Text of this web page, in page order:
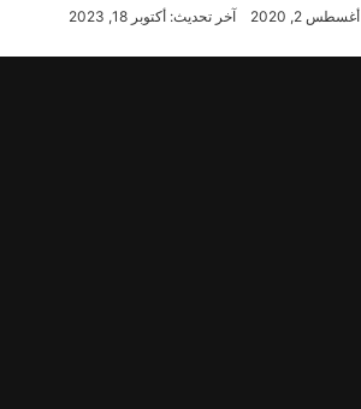
أغسطس 2, 2020 آخر تحديث: أكتوبر 18, 2023